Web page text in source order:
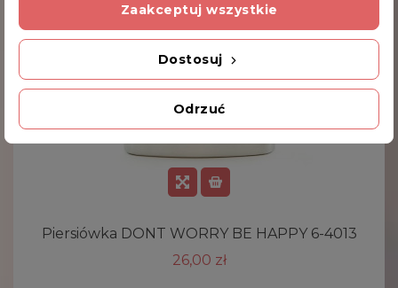
Piersiówka DONT WORRY BE HAPPY 6-4013
26,00 zł
Odrzuć
Dostosuj
Zaakceptuj wszystkie